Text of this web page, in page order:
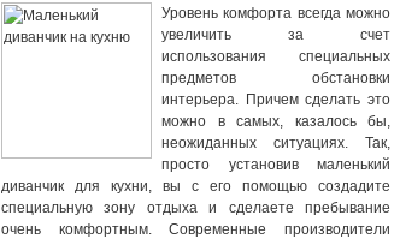
Уровень комфорта всегда можно
увеличить за счет
использования специальных
предметов обстановки
интерьера. Причем сделать это
можно в самых, казалось бы,
неожиданных ситуациях. Так,
просто установив маленький
диванчик для кухни, вы с его помощью создадите
специальную зону отдыха и сделаете пребывание
очень комфортным. Современные производители